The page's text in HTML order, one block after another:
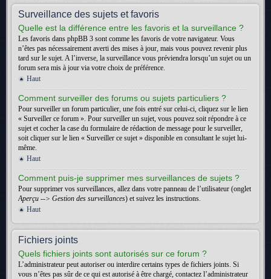
Surveillance des sujets et favoris
Quelle est la différence entre les favoris et la surveillance ?
Les favoris dans phpBB 3 sont comme les favoris de votre navigateur. Vous
n’êtes pas nécessairement averti des mises à jour, mais vous pouvez revenir plus
tard sur le sujet. A l’inverse, la surveillance vous préviendra lorsqu’un sujet ou un
forum sera mis à jour via votre choix de préférence.
Haut
Comment surveiller des forums ou sujets particuliers ?
Pour surveiller un forum particulier, une fois entré sur celui-ci, cliquez sur le lien
« Surveiller ce forum ». Pour surveiller un sujet, vous pouvez soit répondre à ce
sujet et cocher la case du formulaire de rédaction de message pour le surveiller,
soit cliquer sur le lien « Surveiller ce sujet » disponible en consultant le sujet lui-
même.
Haut
Comment puis-je supprimer mes surveillances de sujets ?
Pour supprimer vos surveillances, allez dans votre panneau de l’utilisateur (onglet
Aperçu --> Gestion des surveillances) et suivez les instructions.
Haut
Fichiers joints
Quels fichiers joints sont autorisés sur ce forum ?
L’administrateur peut autoriser ou interdire certains types de fichiers joints. Si
vous n’êtes pas sûr de ce qui est autorisé à être chargé, contactez l’administrateur